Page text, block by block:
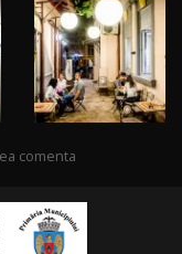
comenta